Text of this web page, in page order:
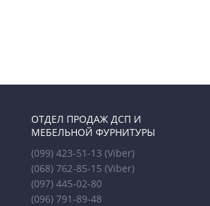
ОТДЕЛ ПРОДАЖ ДСП И
МЕБЕЛЬНОЙ ФУРНИТУРЫ
(099) 423-51-13(Viber)
(068) 762-85-15(Viber)
(097) 445-02-80
(096) 791-89-48